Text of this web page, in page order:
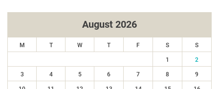
August 2026
M T W T F S S
1 2
3 4 5 6 7 8 9